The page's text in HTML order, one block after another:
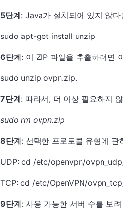
5단계: Java가 설치되어 있지 않
sudo apt-get install unzip
6단계: 이 ZIP 파일을 추출하려면
sudo unzip ovpn.zip.
7단계: 따라서, 더 이상 필요하지
sudo rm ovpn.zip
8단계: 선택한 프로토콜 유형에 관
UDP: cd /etc/openvpn/
TCP: cd /etc/OpenVPN/
9단계: 사용 가능한 서버 수를 보